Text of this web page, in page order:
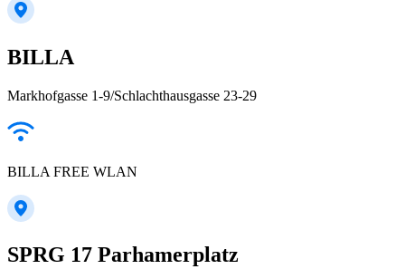
BILLA
Markhofgasse 1-9/Schlachthausgasse 23-29
BILLA FREE WLAN
SPRG 17 Parhamerplatz